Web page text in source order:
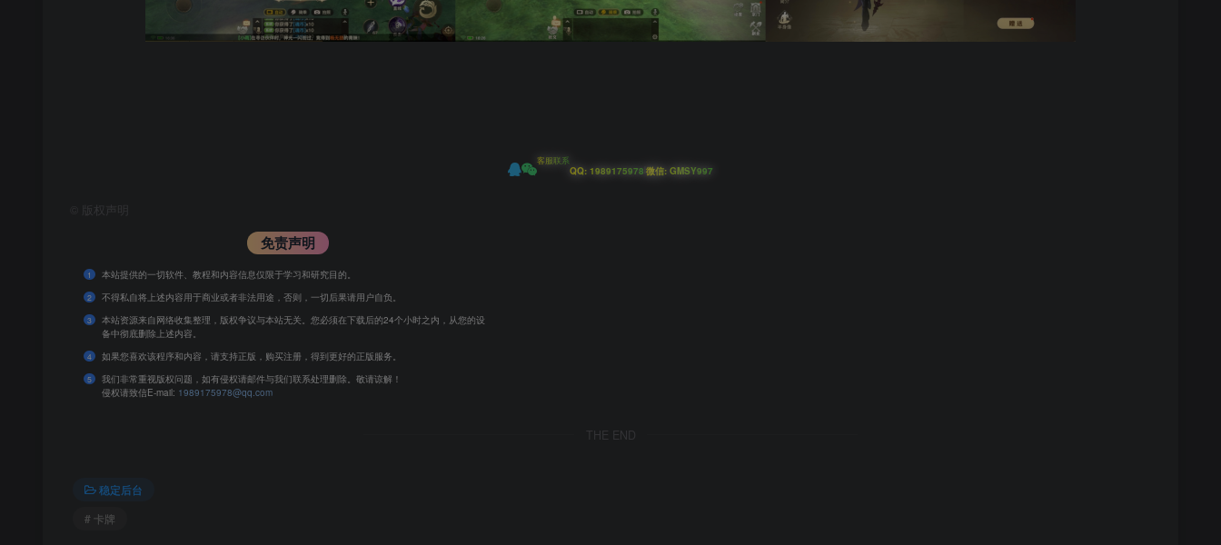
客服联系
QQ: 1989175978 微信: GMSY997
版权声明
免责声明
1 本站提供的一切软件、教程和内容信息仅限于学习和研究目的。
2 不得私自将上述内容用于商业或者非法用途，否则，一切后果请用户自负。
3
本站资源来自网络收集整理，版权争议与本站无关。您必须在下载后的24个小时之内，从您的设
备中彻底删除上述内容。
4 如果您喜欢该程序和内容，请支持正版，购买注册，得到更好的正版服务。
5
我们非常重视版权问题，如有侵权请邮件与我们联系处理删除。敬请谅解！
侵权请致信E-mail: 1989175978@qq.com
THE END
稳定后台
# 卡牌